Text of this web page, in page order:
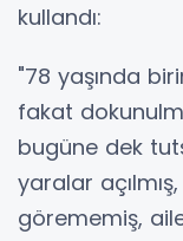
kullandı:
"78 yaşında
fakat
bugüne dek
yaralar
görememiş,